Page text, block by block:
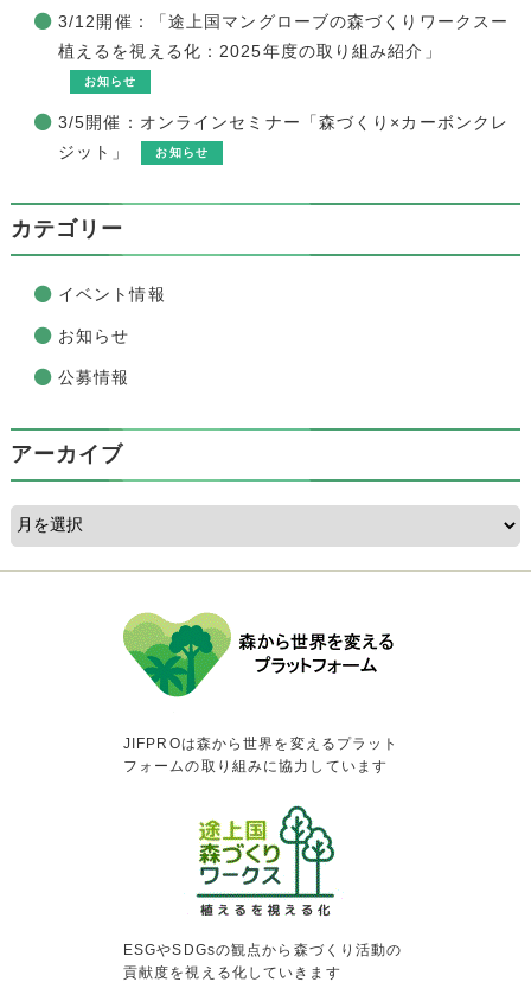
3/12開催：「途上国マングローブの森づくりワークスー
植えるを視える化：2025年度の取り組み紹介」
お知らせ
3/5開催：オンラインセミナー「森づくり×カーボンクレ
ジット」
お知らせ
カテゴリー
イベント情報
お知らせ
公募情報
アーカイブ
JIFPROは森から世界を変えるプラット
フォームの取り組みに協力しています
ESGやSDGsの観点から森づくり活動の
貢献度を視える化していきます